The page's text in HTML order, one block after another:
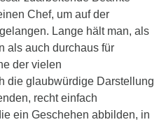
Chef, um auf der
Lange hält man, als
als auch durchaus für
der vielen
die glaubwürdige Darstellung
recht einfach
ein Geschehen abbilden, in